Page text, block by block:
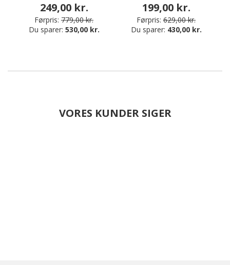
249,00 kr.
Førpris: 779,00 kr.
Du sparer: 530,00 kr.
199,00 kr.
Førpris: 629,00 kr.
Du sparer: 430,00 kr.
VORES KUNDER SIGER